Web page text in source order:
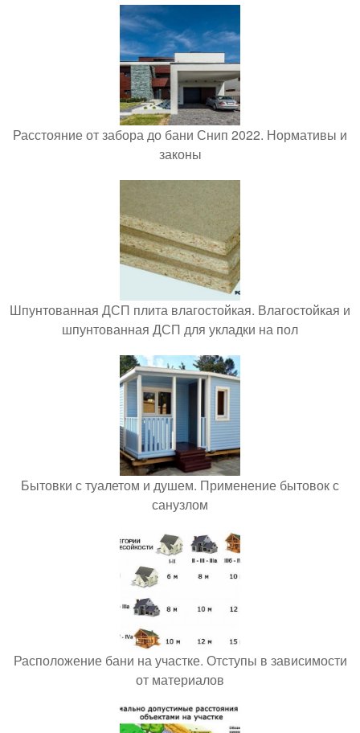
Расстояние от забора до бани Снип 2022. Нормативы и
законы
Шпунтованная ДСП плита влагостойкая. Влагостойкая и
шпунтованная ДСП для укладки на пол
Бытовки с туалетом и душем. Применение бытовок с
санузлом
Расположение бани на участке. Отступы в зависимости
от материалов